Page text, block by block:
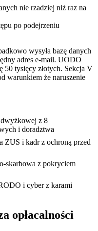
nie rzadziej niż raz na
po podejrzeniu
wysyła bazę danych
adres e-mail. UODO
50 tysięcy złotych. Sekcja V
warunkiem że naruszenie
z 8
i doradztwa
ZUS i kadr z ochroną przed
skarbowa z pokryciem
i cyber z karami
opłacalności